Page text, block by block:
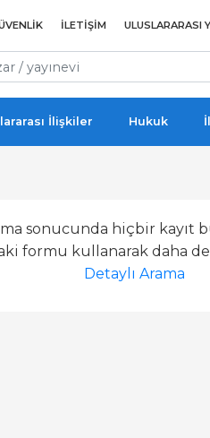
İLETIŞIM ULUSLARARASI
İlişkiler Hukuk
sonucunda hiçbir kayıt
formu kullanarak daha
Detaylı Arama